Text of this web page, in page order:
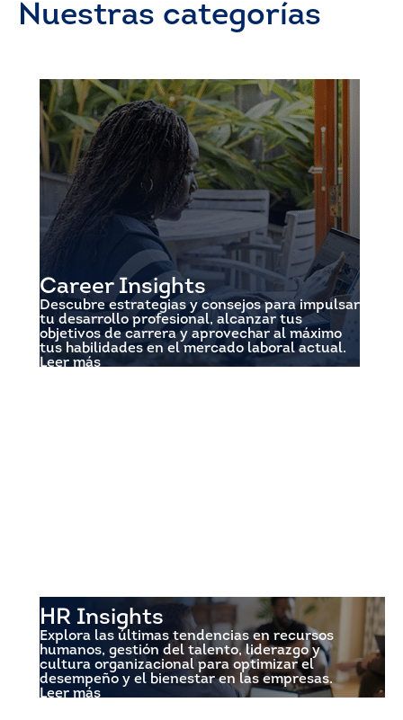
Nuestras categorías
Career Insights
Descubre estrategias y consejos para impulsar
tu desarrollo profesional, alcanzar tus
objetivos de carrera y aprovechar al máximo
tus habilidades en el mercado laboral actual.
Leer más
HR Insights
Explora las últimas tendencias en recursos
humanos, gestión del talento, liderazgo y
cultura organizacional para optimizar el
desempeño y el bienestar en las empresas.
Leer más